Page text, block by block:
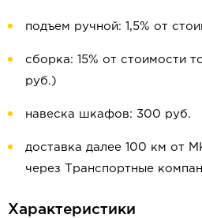
подъем ручной: 1,5% от
сборка: 15% от стоимости
руб.)
навеска шкафов: 300 руб.
доставка далее 100 км от
через Транспортные
Характеристики